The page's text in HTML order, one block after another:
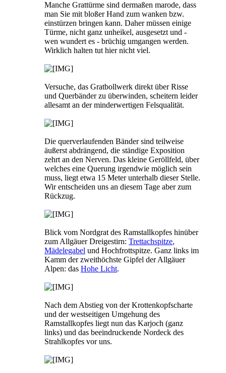
Manche Grattürme sind dermaßen marode, dass
man Sie mit bloßer Hand zum wanken bzw.
einstürzen bringen kann. Daher müssen einige
Türme, nicht ganz unheikel, ausgesetzt und -
wen wundert es - brüchig umgangen werden.
Wirklich halten tut hier nicht viel.
Versuche, das Gratbollwerk direkt über Risse
und Querbänder zu überwinden, scheitern leider
allesamt an der minderwertigen Felsqualität.
Die querverlaufenden Bänder sind teilweise
äußerst abdrängend, die ständige Exposition
zehrt an den Nerven. Das kleine Geröllfeld, über
welches eine Querung irgendwie möglich sein
muss, liegt etwa 15 Meter unterhalb dieser Stelle.
Wir entscheiden uns an diesem Tage aber zum
Rückzug.
Blick vom Nordgrat des Ramstallkopfes hinüber
zum Allgäuer Dreigestirn: Trettachspitze,
Mädelegabel und Hochfrottspitze. Ganz links im
Kamm der zweithöchste Gipfel der Allgäuer
Alpen: das Hohe Licht.
Nach dem Abstieg von der Krottenkopfscharte
und der westseitigen Umgehung des
Ramstallkopfes liegt nun das Karjoch (ganz
links) und das beeindruckende Nordeck des
Strahlkopfes vor uns.